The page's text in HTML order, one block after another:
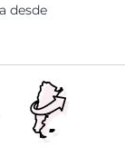
desde